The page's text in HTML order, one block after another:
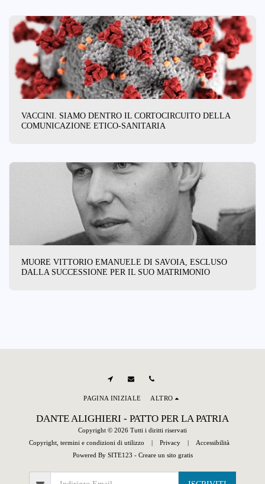
VACCINI. SIAMO DENTRO IL CORTOCIRCUITO DELLA
COMUNICAZIONE ETICO-SANITARIA
MUORE VITTORIO EMANUELE DI SAVOIA, ESCLUSO
DALLA SUCCESSIONE PER IL SUO MATRIMONIO
DANTE ALIGHIERI - PATTO PER LA PATRIA
Copyright © 2026 Tutti i diritti riservati
Copyright, termini e condizioni di utilizzo | Privacy|
Accessibilità
Powered By SITE123 - Creare un sito gratis
PAGINA INIZIALE ALTRO